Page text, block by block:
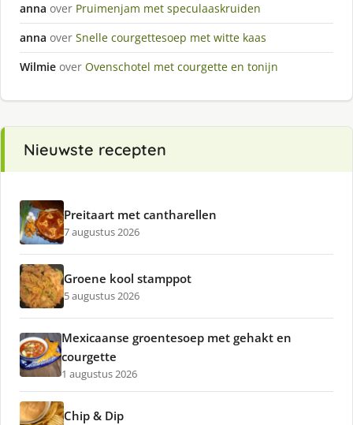
anna over Pruimenjam met speculaaskruiden
anna over Snelle courgettesoep met witte kaas
Wilmie over Ovenschotel met courgette en tonijn
Nieuwste recepten
Preitaart met cantharellen
7 augustus 2026
Groene kool stamppot
5 augustus 2026
Mexicaanse groentesoep met gehakt en
courgette
1 augustus 2026
Chip & Dip